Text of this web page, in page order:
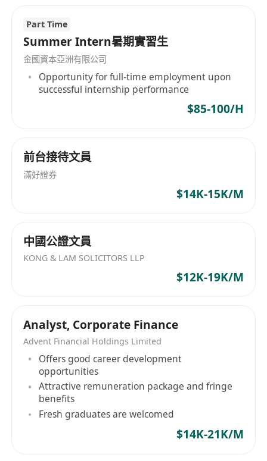
具備較強的責任心，能夠较快適應工作。
具備良好的溝通協調能力和團隊合作精神。
我们期待你拥有
愿意从事金融交易和风控工作意愿
认真，乐观，热爱金融行业优秀的沟通及协调能力
你将享有
具竞争力的薪酬待遇
关于标准金控
标准金控是一家金融服务集团，业务涵盖证券经
纪、资产管理、企业融资等领域。公司致力于为客
创新精神及团队合作文化，希望你能加入我们，一
同开创标准金控的辉煌末来。
立即申请此诚徵职位！
Part Time
Summer Intern暑期實習生
金國資本亞洲有限公司
Opportunity for full-time employment upon
successful internship performance
$85-100/H
前台接待文員
滿好證券
$14K-15K/M
中國公證文員
KONG & LAM SOLICITORS LLP
$12K-19K/M
Analyst, Corporate Finance
Advent Financial Holdings Limited
Offers good career development
opportunities
Attractive remuneration package and fringe
benefits
Fresh graduates are welcomed
$14K-21K/M